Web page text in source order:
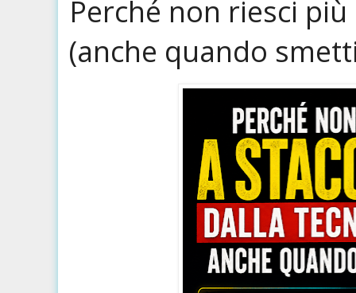
Perché non riesci
(anche quando